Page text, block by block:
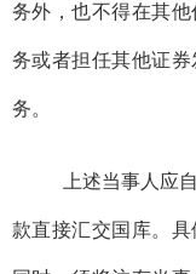
务外，也不得在其
务或者担任其他证
务。
上述当事人应
款直接汇交国库。具